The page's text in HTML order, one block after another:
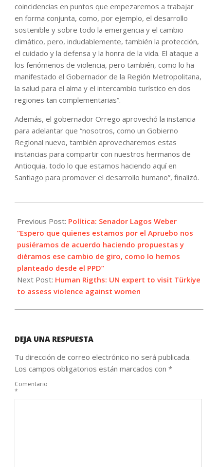
coincidencias en puntos que empezaremos a trabajar
en forma conjunta, como, por ejemplo, el desarrollo
sostenible y sobre todo la emergencia y el cambio
climático, pero, indudablemente, también la protección,
el cuidado y la defensa y la honra de la vida. El ataque a
los fenómenos de violencia, pero también, como lo ha
manifestado el Gobernador de la Región Metropolitana,
la salud para el alma y el intercambio turístico en dos
regiones tan complementarias”.
Además, el gobernador Orrego aprovechó la instancia
para adelantar que “nosotros, como un Gobierno
Regional nuevo, también aprovecharemos estas
instancias para compartir con nuestros hermanos de
Antioquia, todo lo que estamos haciendo aquí en
Santiago para promover el desarrollo humano”, finalizó.
07-
18
Previous Post: Política: Senador Lagos Weber
“Espero que quienes estamos por el Apruebo nos
pusiéramos de acuerdo haciendo propuestas y
diéramos ese cambio de giro, como lo hemos
planteado desde el PPD”
Next Post: Human Rigths: UN expert to visit Türkiye
to assess violence against women
DEJA UNA RESPUESTA
Tu dirección de correo electrónico no será publicada.
Los campos obligatorios están marcados con *
Comentario
*